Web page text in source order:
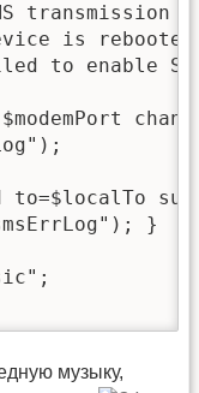
transmission
is
to enable
to=$localTo
}
музыку,